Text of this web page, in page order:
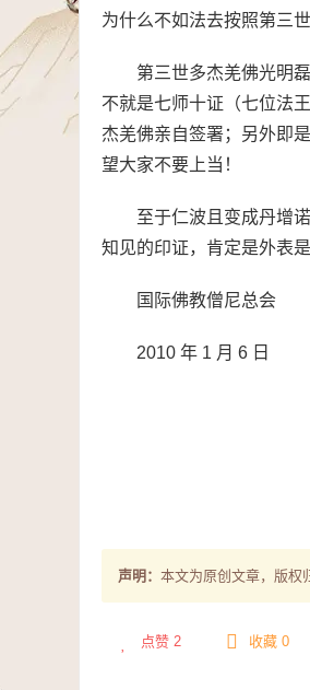
为什么不如法去按照第三
第三世多杰羌佛光明
不就是七师十证（七位法
杰羌佛亲自签署；另外即
望大家不要上当！
至于仁波且变成丹增
知见的印证，肯定是外表
国际佛教僧尼总会
2010 年 1 月 6 日
声明： 本文为原创文章，版权
点赞 2 收藏 0